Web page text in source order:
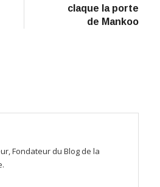
claque la porte
de Mankoo
Fondateur du Blog de la